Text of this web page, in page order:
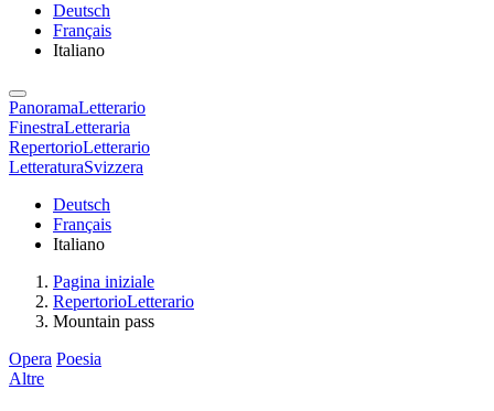
Deutsch
Français
Italiano
PanoramaLetterario
FinestraLetteraria
RepertorioLetterario
LetteraturaSvizzera
Deutsch
Français
Italiano
Pagina iniziale
RepertorioLetterario
Mountain pass
Opera Poesia
Altre